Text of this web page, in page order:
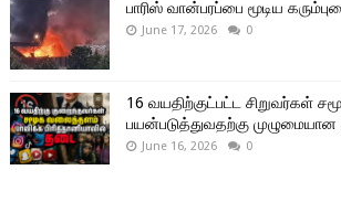
பாரிஸ் வான்பரப்பை மூடிய
June 17, 2026 0
16 வயதிற்குட்பட்ட சிறுவர்கள்
பயன்படுத்துவதற்கு முழுமையான
June 16, 2026 0